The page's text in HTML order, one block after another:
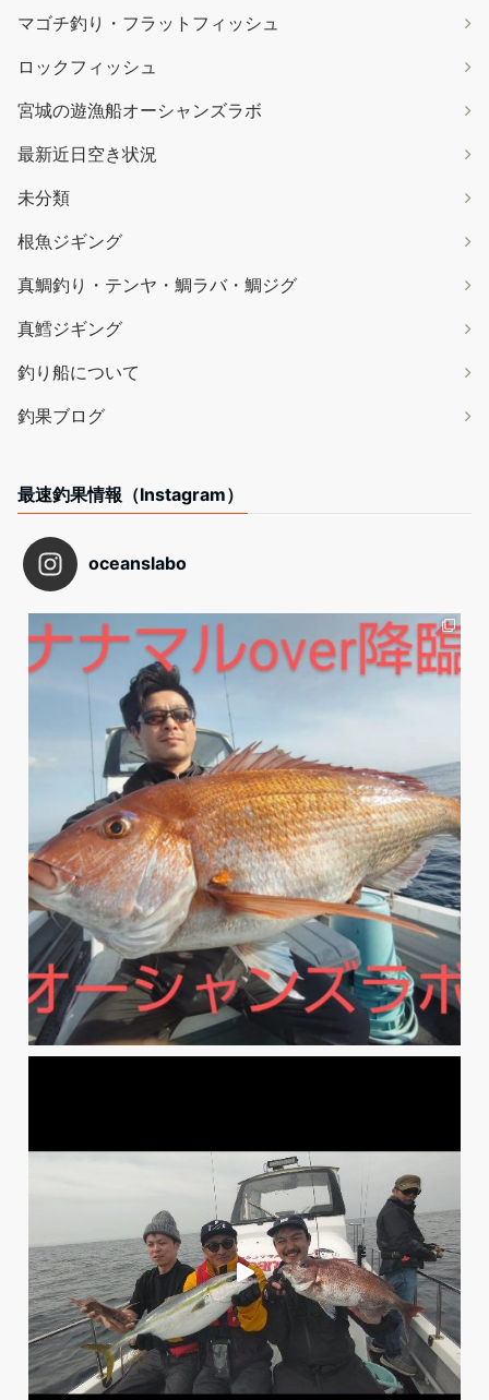
マゴチ釣り・フラットフィッシュ
ロックフィッシュ
宮城の遊漁船オーシャンズラボ
最新近日空き状況
未分類
根魚ジギング
真鯛釣り・テンヤ・鯛ラバ・鯛ジグ
真鱈ジギング
釣り船について
釣果ブログ
最速釣果情報（Instagram）
oceanslabo